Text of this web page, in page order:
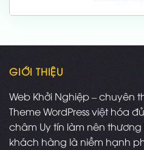
GIỚI THIỆU
Web Khởi Nghiệp – chuyên
Theme WordPress việt hóa
châm Uy tín làm nên thương
khách hàng là niềm hạnh